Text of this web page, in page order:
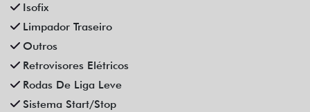
Isofix
Limpador Traseiro
Outros
Retrovisores Elétricos
Rodas De Liga Leve
Sistema Start/Stop